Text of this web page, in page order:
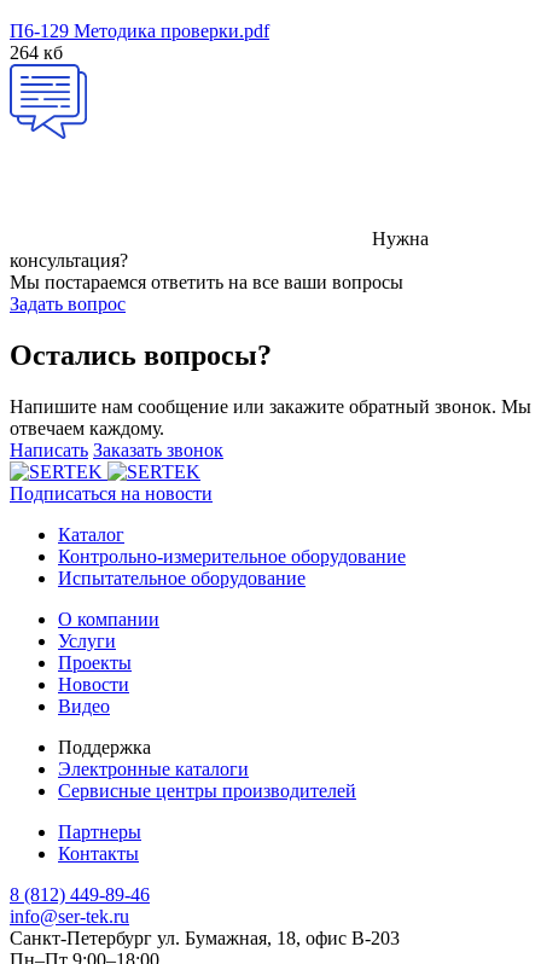
П6-129 Методика проверки.pdf
264 кб
Нужна
консультация?
Мы постараемся ответить на все ваши вопросы
Задать вопрос
Остались вопросы?
Напишите нам сообщение или закажите обратный звонок. Мы
отвечаем каждому.
Написать Заказать звонок
Подписаться на новости
Каталог
Контрольно-измерительное оборудование
Испытательное оборудование
О компании
Услуги
Проекты
Новости
Видео
Поддержка
Электронные каталоги
Сервисные центры производителей
Партнеры
Контакты
8 (812) 449-89-46
info@ser-tek.ru
Санкт-Петербург ул. Бумажная, 18, офис B-203